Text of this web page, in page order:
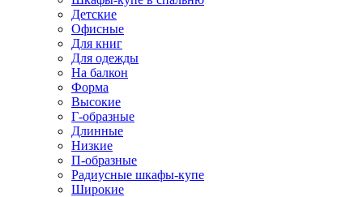
Детские
Офисные
Для книг
Для одежды
На балкон
Форма
Высокие
Г-образные
Длинные
Низкие
П-образные
Радиусные шкафы-купе
Широкие